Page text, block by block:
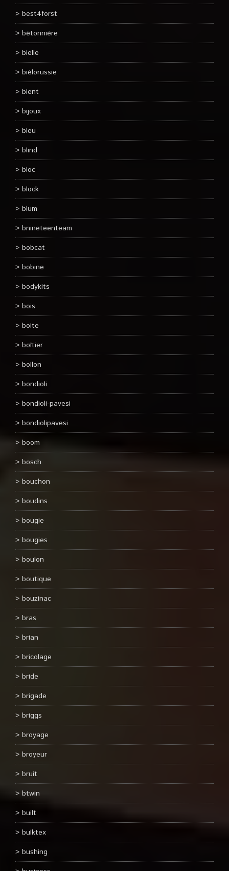
best4forst
bétonnière
bielle
biélorussie
bient
bijoux
bleu
blind
bloc
block
blum
bnineteenteam
bobcat
bobine
bodykits
bois
boite
boîtier
bollon
bondioli
bondioli-pavesi
bondiolipavesi
boom
bosch
bouchon
boudins
bougie
bougies
boulon
boutique
bouzinac
bras
brian
bricolage
bride
brigade
briggs
broyage
broyeur
bruit
btwin
built
bulktex
bushing